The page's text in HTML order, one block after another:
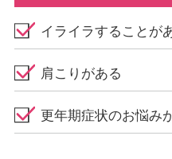
イライラすることが
肩こりがある
更年期症状のお悩み